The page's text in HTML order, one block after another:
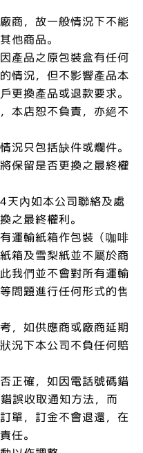
商，故一般情況下不能
他商品。
產品之原包裝盒有任何
情況，但不影響產品本
更換產品或退款要求。
本店恕不負責，亦絕不
況只包括缺件或爛件。
保留是否更換之最終權
天內如本公司聯絡及處
之最終權利。
運輸紙箱作包裝（咖啡
箱及雪梨紙並不屬於商
我們並不會對所有運輸
問題進行任何形式的售
，如供應商或廠商延期
況下本公司不負任何賠
正確，如因電話號碼錯
誤收取通知方法，而
單，訂金不會退還，在
任。